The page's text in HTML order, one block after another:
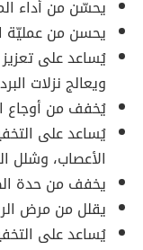
يحسّن من أداء
يحسن من عمليّة
يُساعد على
ويعالج نزلات
يُخفف من أوجاع
يُساعد على
الأعصاب، وشلل
يخفف من حدة
يقلل من مرض
يُساعد على